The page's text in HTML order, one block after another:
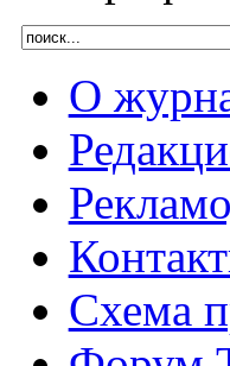
О
Схема